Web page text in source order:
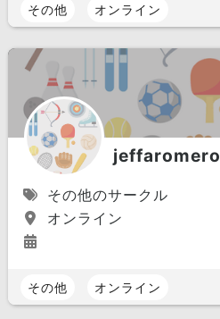
その他 オンライン
jeffaromero
その他のサークル
オンライン
その他 オンライン